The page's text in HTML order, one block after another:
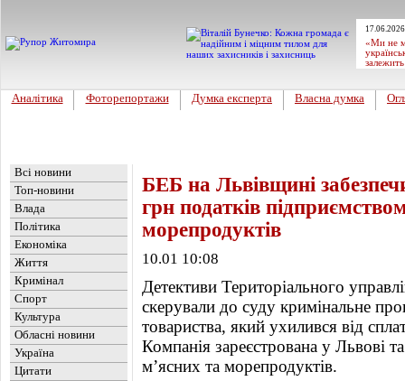
«Ми не
Аналітика Фоторепортажи Думка експерта Власна думка
Всі новини
Топ-новини
Влада
Політика
Економіка
Життя
Кримінал
Спорт
Культура
Обласні новини
Україна
Цитати
БЕБ на Львівщині
грн податків
морепродуктів
10.01 10:08
Детективи Територіального
скерували до суду кримінальне
товариства, який ухилився від
Компанія зареєстрована у Львові та
м’ясних та морепродуктів.